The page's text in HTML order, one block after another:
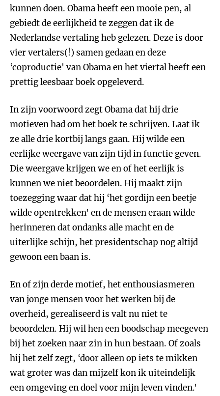
kunnen doen. Obama heeft een mooie pen, al
gebiedt de eerlijkheid te zeggen dat ik de
Nederlandse vertaling heb gelezen. Deze is door
vier vertalers(!) samen gedaan en deze
‘coproductie' van Obama en het viertal heeft een
prettig leesbaar boek opgeleverd.
In zijn voorwoord zegt Obama dat hij drie
motieven had om het boek te schrijven. Laat ik
ze alle drie kortbij langs gaan. Hij wilde een
eerlijke weergave van zijn tijd in functie geven.
Die weergave krijgen we en of het eerlijk is
kunnen we niet beoordelen. Hij maakt zijn
toezegging waar dat hij ‘het gordijn een beetje
wilde opentrekken' en de mensen eraan wilde
herinneren dat ondanks alle macht en de
uiterlijke schijn, het presidentschap nog altijd
gewoon een baan is.
En of zijn derde motief, het enthousiasmeren
van jonge mensen voor het werken bij de
overheid, gerealiseerd is valt nu niet te
beoordelen. Hij wil hen een boodschap meegeven
bij het zoeken naar zin in hun bestaan. Of zoals
hij het zelf zegt, ‘door alleen op iets te mikken
wat groter was dan mijzelf kon ik uiteindelijk
een omgeving en doel voor mijn leven vinden.'